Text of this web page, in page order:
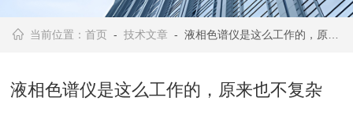
当前位置：首页 -技术文章 - 液相色谱仪是这么工作的，原来也不复杂
液相色谱仪是这么工作的，原来也不复杂